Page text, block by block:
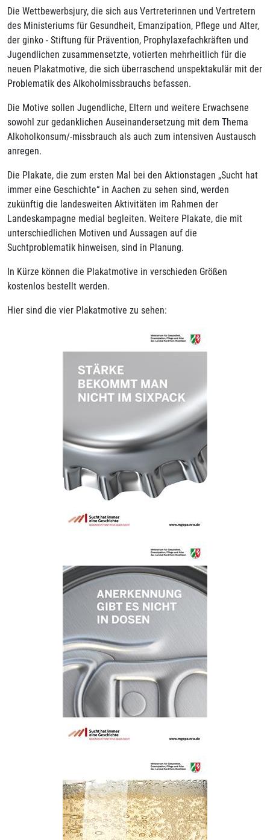
Die Wettbewerbsjury, die sich aus Vertreterinnen und Vertretern
des Ministeriums für Gesundheit, Emanzipation, Pflege und Alter,
der ginko - Stiftung für Prävention, Prophylaxefachkräften und
Jugendlichen zusammensetzte, votierten mehrheitlich für die
neuen Plakatmotive, die sich überraschend unspektakulär mit der
Problematik des Alkoholmissbrauchs befassen.
Die Motive sollen Jugendliche, Eltern und weitere Erwachsene
sowohl zur gedanklichen Auseinandersetzung mit dem Thema
Alkoholkonsum/-missbrauch als auch zum intensiven Austausch
anregen.
Die Plakate, die zum ersten Mal bei den Aktionstagen „Sucht hat
immer eine Geschichte“ in Aachen zu sehen sind, werden
zukünftig die landesweiten Aktivitäten im Rahmen der
Landeskampagne medial begleiten. Weitere Plakate, die mit
unterschiedlichen Motiven und Aussagen auf die
Suchtproblematik hinweisen, sind in Planung.
In Kürze können die Plakatmotive in verschieden Größen
kostenlos bestellt werden.
Hier sind die vier Plakatmotive zu sehen: